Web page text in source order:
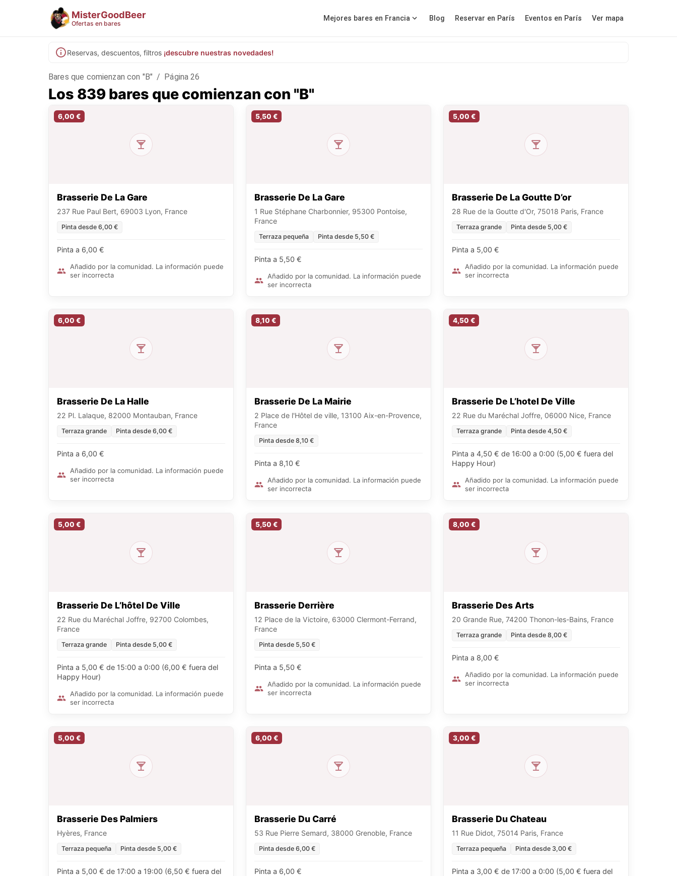
MisterGoodBeer
Ofertas en bares
Mejores bares en Francia Blog Reservar en París Eventos en París Ver mapa
Reservas, descuentos, filtros ¡descubre nuestras novedades!
Bares que comienzan con "B" / Página 26
Los 839 bares que comienzan con "B"
6,00 €
Brasserie De La Gare
237 Rue Paul Bert, 69003 Lyon, France
Pinta desde 6,00 €
Pinta a 6,00 €
Añadido por la comunidad. La información puede
ser incorrecta
5,50 €
Brasserie De La Gare
1 Rue Stéphane Charbonnier, 95300 Pontoise,
France
Terraza pequeña Pinta desde 5,50 €
Pinta a 5,50 €
Añadido por la comunidad. La información puede
ser incorrecta
5,00 €
Brasserie De La Goutte D’or
28 Rue de la Goutte d'Or, 75018 Paris, France
Terraza grande Pinta desde 5,00 €
Pinta a 5,00 €
Añadido por la comunidad. La información puede
ser incorrecta
6,00 €
Brasserie De La Halle
22 Pl. Lalaque, 82000 Montauban, France
Terraza grande Pinta desde 6,00 €
Pinta a 6,00 €
Añadido por la comunidad. La información puede
ser incorrecta
8,10 €
Brasserie De La Mairie
2 Place de l'Hôtel de ville, 13100 Aix-en-Provence,
France
Pinta desde 8,10 €
Pinta a 8,10 €
Añadido por la comunidad. La información puede
ser incorrecta
4,50 €
Brasserie De L’hotel De Ville
22 Rue du Maréchal Joffre, 06000 Nice, France
Terraza grande Pinta desde 4,50 €
Pinta a 4,50 € de 16:00 a 0:00 (5,00 € fuera del
Happy Hour)
Añadido por la comunidad. La información puede
ser incorrecta
5,00 €
Brasserie De L’hôtel De Ville
22 Rue du Maréchal Joffre, 92700 Colombes,
France
Terraza grande Pinta desde 5,00 €
Pinta a 5,00 € de 15:00 a 0:00 (6,00 € fuera del
Happy Hour)
Añadido por la comunidad. La información puede
ser incorrecta
5,50 €
Brasserie Derrière
12 Place de la Victoire, 63000 Clermont-Ferrand,
France
Pinta desde 5,50 €
Pinta a 5,50 €
Añadido por la comunidad. La información puede
ser incorrecta
8,00 €
Brasserie Des Arts
20 Grande Rue, 74200 Thonon-les-Bains, France
Terraza grande Pinta desde 8,00 €
Pinta a 8,00 €
Añadido por la comunidad. La información puede
ser incorrecta
5,00 €
Brasserie Des Palmiers
Hyères, France
Terraza pequeña Pinta desde 5,00 €
Pinta a 5,00 € de 17:00 a 19:00 (6,50 € fuera del
6,00 €
Brasserie Du Carré
53 Rue Pierre Semard, 38000 Grenoble, France
Pinta desde 6,00 €
Pinta a 6,00 €
3,00 €
Brasserie Du Chateau
11 Rue Didot, 75014 Paris, France
Terraza pequeña Pinta desde 3,00 €
Pinta a 3,00 € de 17:00 a 0:00 (5,00 € fuera del